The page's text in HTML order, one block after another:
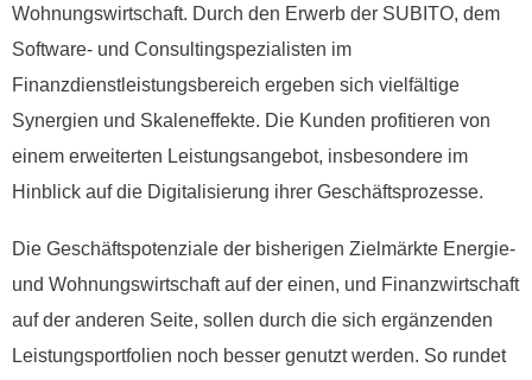
Wohnungswirtschaft. Durch den Erwerb der SUBITO, dem
Software- und Consultingspezialisten im
Finanzdienstleistungsbereich ergeben sich vielfältige
Synergien und Skaleneffekte. Die Kunden profitieren von
einem erweiterten Leistungsangebot, insbesondere im
Hinblick auf die Digitalisierung ihrer Geschäftsprozesse.
Die Geschäftspotenziale der bisherigen Zielmärkte Energie-
und Wohnungswirtschaft auf der einen, und Finanzwirtschaft
auf der anderen Seite, sollen durch die sich ergänzenden
Leistungsportfolien noch besser genutzt werden. So rundet